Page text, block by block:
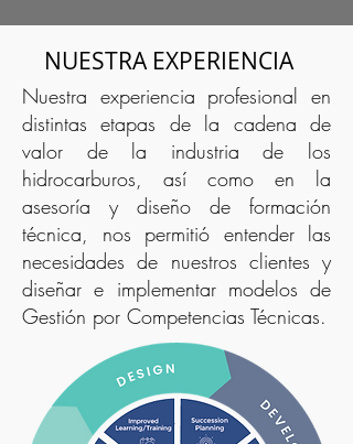
NUESTRA EXPERIENCIA
Nuestra experiencia profesional en
distintas etapas de la cadena de
valor de la industria de los
hidrocarburos, así como en la
asesoría y diseño de formación
técnica, nos permitió entender las
necesidades de nuestros clientes y
diseñar e implementar modelos de
Gestión por Competencias Técnicas.